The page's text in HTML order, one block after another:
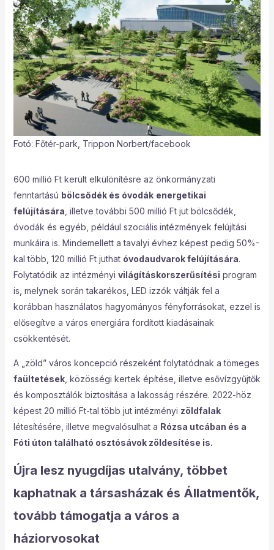
Fotó: Főtér-park, Trippon Norbert/facebook
600 millió Ft került elkülönítésre az önkormányzati
fenntartású bölcsődék és óvodák energetikai
felújítására , illetve további 500 millió Ft jut bölcsődék,
óvodák és egyéb, például szociális intézmények felújítási
munkáira is. Mindemellett a tavalyi évhez képest pedig 50%-
kal több, 120 millió Ft juthat óvodaudvarok felújítására.
Folytatódik az intézményi világításkorszerűsítési program
is, melynek során takarékos, LED izzók váltják fel a
korábban használatos hagyományos fényforrásokat, ezzel is
elősegítve a város energiára fordított kiadásainak
csökkentését.
A „zöld” város koncepció részeként folytatódnak a tömeges
faültetések, közösségi kertek építése, illetve esővízgyűjtők
és komposztálók biztosítása a lakosság részére. 2022-höz
képest 20 millió Ft-tal több jut intézményi zöldfalak
létesítésére, illetve megvalósulhat a Rózsa utcában és a
Fóti úton található osztósávok zöldesítése is.
Újra lesz nyugdíjas utalvány, többet
kaphatnak a társasházak és Állatmentők,
tovább támogatja a város a
háziorvosokat